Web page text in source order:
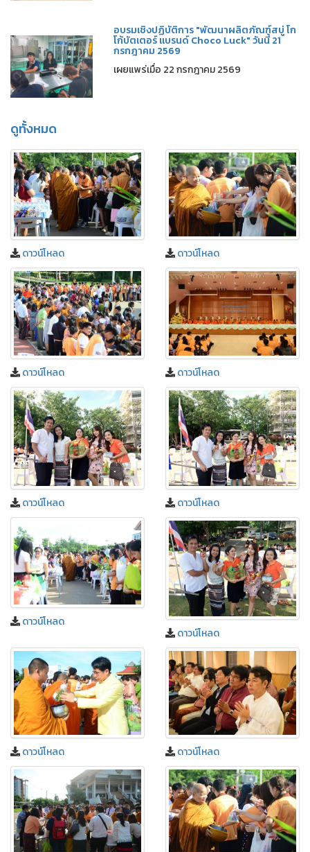
อบรมเชิงปฏิบัติการ "พัฒนาผลิตภัณฑ์สบู่ โก
โก้บัตเตอร์ แบรนด์ Choco Luck" วันนี้ 21
กรกฎาคม 2569
เผยแพร่เมื่อ 22 กรกฎาคม 2569
ดูทั้งหมด
ดาวน์โหลด ดาวน์โหลด
ดาวน์โหลด ดาวน์โหลด
ดาวน์โหลด ดาวน์โหลด
ดาวน์โหลด
ดาวน์โหลด
ดาวน์โหลด ดาวน์โหลด